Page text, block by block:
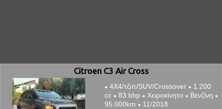
Citroen C3 Air Cross
● 4Χ4/τζιπ/SUV/Crossover ● 1.200
cc ● 83 bhp ● Χειροκίνητο ● Βενζίνη ●
95.000km ● 11/2018